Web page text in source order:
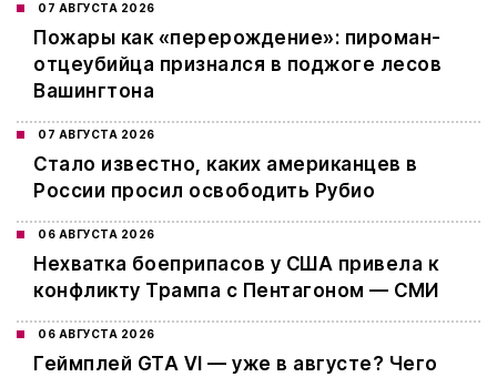
07 АВГУСТА 2026
Пожары как «перерождение»: пироман-
отцеубийца признался в поджоге лесов
Вашингтона
07 АВГУСТА 2026
Стало известно, каких американцев в
России просил освободить Рубио
06 АВГУСТА 2026
Нехватка боеприпасов у США привела к
конфликту Трампа с Пентагоном — СМИ
06 АВГУСТА 2026
Геймплей GTA VI — уже в августе? Чего